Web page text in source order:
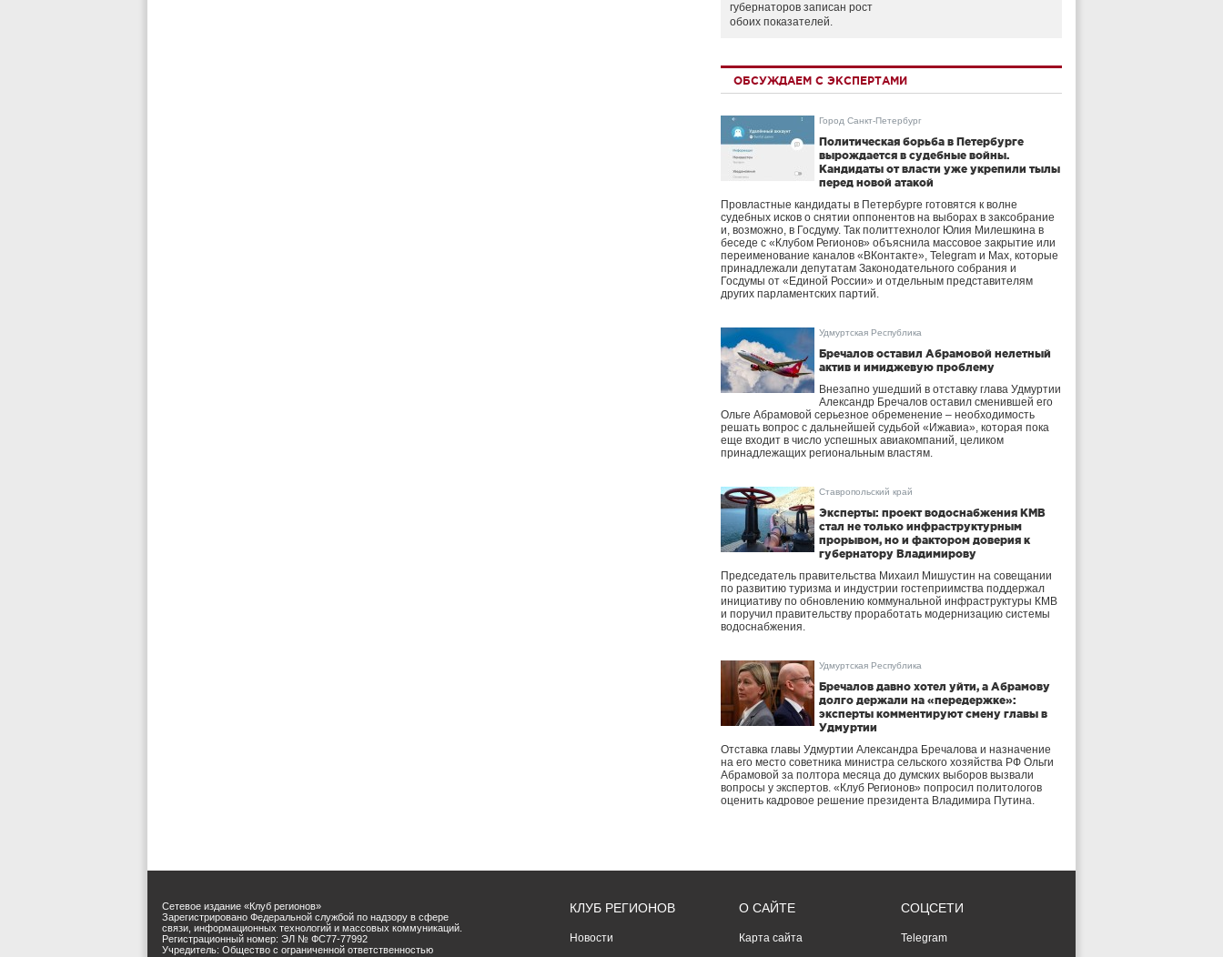
губернаторов записан рост
обоих показателей.
ОБСУЖДАЕМ С ЭКСПЕРТАМИ
Город Санкт-Петербург
Политическая борьба в Петербурге
вырождается в судебные войны.
Кандидаты от власти уже укрепили тылы
перед новой атакой
Провластные кандидаты в Петербурге готовятся к волне
судебных исков о снятии оппонентов на выборах в заксобрание
и, возможно, в Госдуму. Так политтехнолог Юлия Милешкина в
беседе с «Клубом Регионов» объяснила массовое закрытие или
переименование каналов «ВКонтакте», Telegram и Max, которые
принадлежали депутатам Законодательного собрания и
Госдумы от «Единой России» и отдельным представителям
других парламентских партий.
Удмуртская Республика
Бречалов оставил Абрамовой нелетный
актив и имиджевую проблему
Внезапно ушедший в отставку глава Удмуртии
Александр Бречалов оставил сменившей его
Ольге Абрамовой серьезное обременение – необходимость
решать вопрос с дальнейшей судьбой «Ижавиа», которая пока
еще входит в число успешных авиакомпаний, целиком
принадлежащих региональным властям.
Ставропольский край
Эксперты: проект водоснабжения КМВ
стал не только инфраструктурным
прорывом, но и фактором доверия к
губернатору Владимирову
Председатель правительства Михаил Мишустин на совещании
по развитию туризма и индустрии гостеприимства поддержал
инициативу по обновлению коммунальной инфраструктуры КМВ
и поручил правительству проработать модернизацию системы
водоснабжения.
Удмуртская Республика
Бречалов давно хотел уйти, а Абрамову
долго держали на «передержке»:
эксперты комментируют смену главы в
Удмуртии
Отставка главы Удмуртии Александра Бречалова и назначение
на его место советника министра сельского хозяйства РФ Ольги
Абрамовой за полтора месяца до думских выборов вызвали
вопросы у экспертов. «Клуб Регионов» попросил политологов
оценить кадровое решение президента Владимира Путина.
Сетевое издание «Клуб регионов»
Зарегистрировано Федеральной службой по надзору в сфере
связи, информационных технологий и массовых коммуникаций.
Регистрационный номер: ЭЛ № ФС77-77992
Учредитель: Общество с ограниченной ответственностью
КЛУБ РЕГИОНОВ
Новости
О САЙТЕ
Карта сайта
СОЦСЕТИ
Telegram